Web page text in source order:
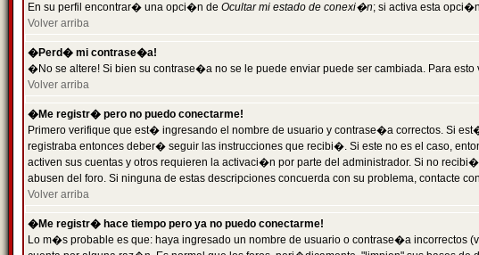
En su perfil encontrar� una opci�n de Ocultar mi estado de conexi�n; si activa esta
Volver arriba
�Perd� mi contrase�a!
�No se altere! Si bien su contrase�a no se le puede enviar puede ser cambiada. Para esto
Volver arriba
�Me registr� pero no puedo conectarme!
Primero verifique que est� ingresando el nombre de usuario y contrase�a correctos. Si
registraba entonces deber� seguir las instrucciones que recibi�. Si este no es el caso,
activen sus cuentas y otros requieren la activaci�n por parte del administrador. Si no
abusen del foro. Si ninguna de estas descripciones concuerda con su problema, contacte
Volver arriba
�Me registr� hace tiempo pero ya no puedo conectarme!
Lo m�s probable es que: haya ingresado un nombre de usuario o contrase�a